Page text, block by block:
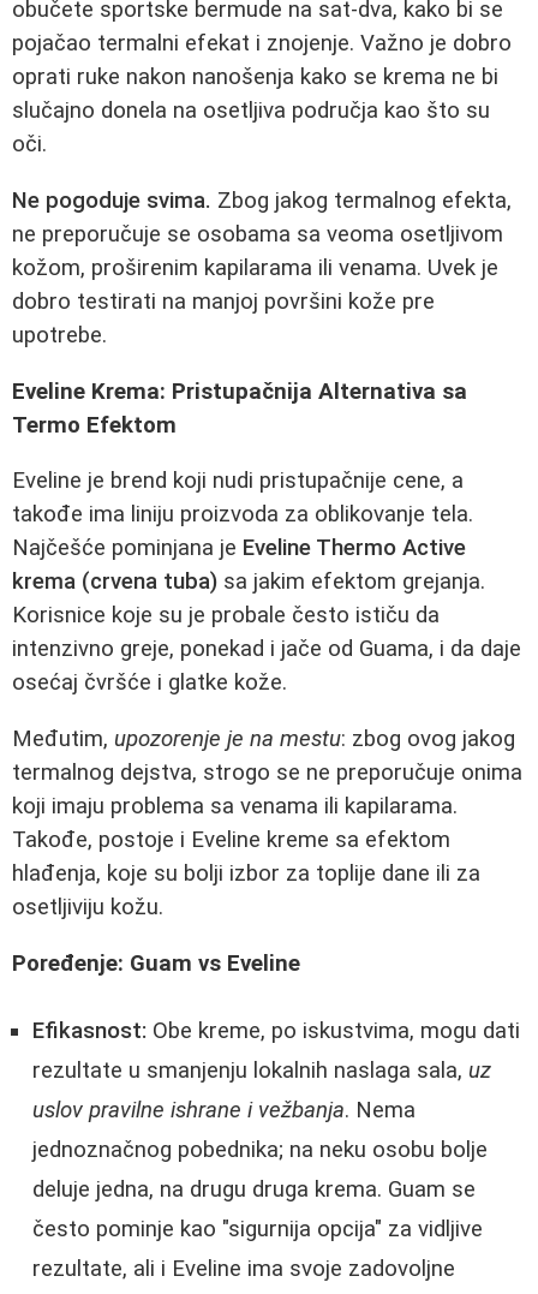
obučete sportske bermude na sat-dva, kako bi se
pojačao termalni efekat i znojenje. Važno je dobro
oprati ruke nakon nanošenja kako se krema ne bi
slučajno donela na osetljiva područja kao što su
oči.
Ne pogoduje svima. Zbog jakog termalnog efekta,
ne preporučuje se osobama sa veoma osetljivom
kožom, proširenim kapilarama ili venama. Uvek je
dobro testirati na manjoj površini kože pre
upotrebe.
Eveline Krema: Pristupačnija Alternativa sa
Termo Efektom
Eveline je brend koji nudi pristupačnije cene, a
takođe ima liniju proizvoda za oblikovanje tela.
Najčešće pominjana je Eveline Thermo Active
krema (crvena tuba) sa jakim efektom grejanja.
Korisnice koje su je probale često ističu da
intenzivno greje, ponekad i jače od Guama, i da daje
osećaj čvršće i glatke kože.
Međutim, upozorenje je na mestu: zbog ovog jakog
termalnog dejstva, strogo se ne preporučuje onima
koji imaju problema sa venama ili kapilarama.
Takođe, postoje i Eveline kreme sa efektom
hlađenja, koje su bolji izbor za toplije dane ili za
osetljiviju kožu.
Poređenje: Guam vs Eveline
Efikasnost: Obe kreme, po iskustvima, mogu dati
rezultate u smanjenju lokalnih naslaga sala, uz
uslov pravilne ishrane i vežbanja. Nema
jednoznačnog pobednika; na neku osobu bolje
deluje jedna, na drugu druga krema. Guam se
često pominje kao "sigurnija opcija" za vidljive
rezultate, ali i Eveline ima svoje zadovoljne